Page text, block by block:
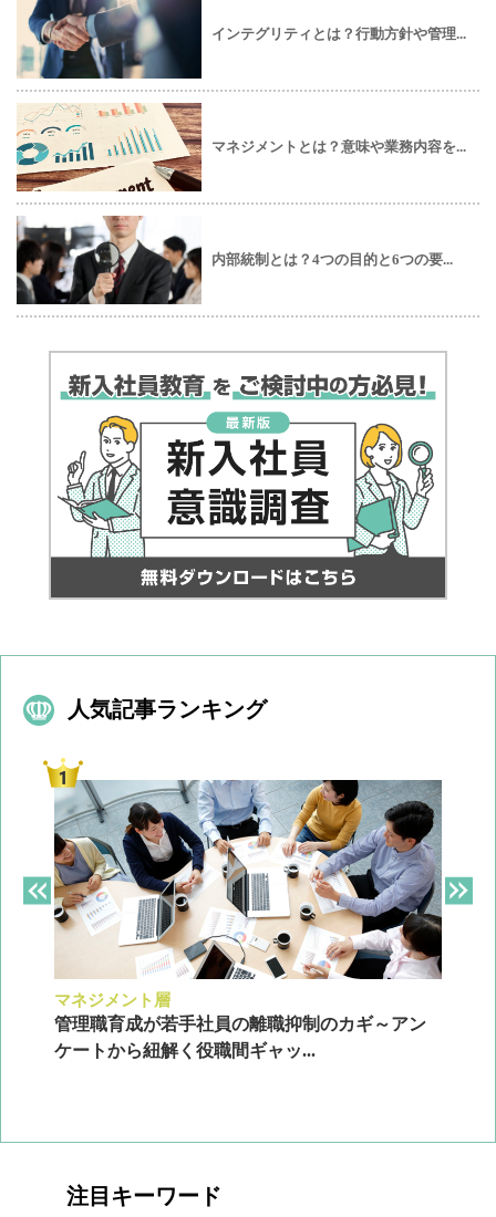
インテグリティとは？行動方針や管理...
マネジメントとは？意味や業務内容を...
内部統制とは？4つの目的と6つの要...
人気記事ランキング
マネジメント層
管理職育成が若手社員の離職抑制のカギ～アン
ケートから紐解く役職間ギャッ...
注目キーワード